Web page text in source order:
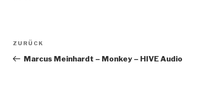
Beitragsnavigation
Vorheriger
ZURÜCK
Marcus Meinhardt – Monkey – HIVE Audio